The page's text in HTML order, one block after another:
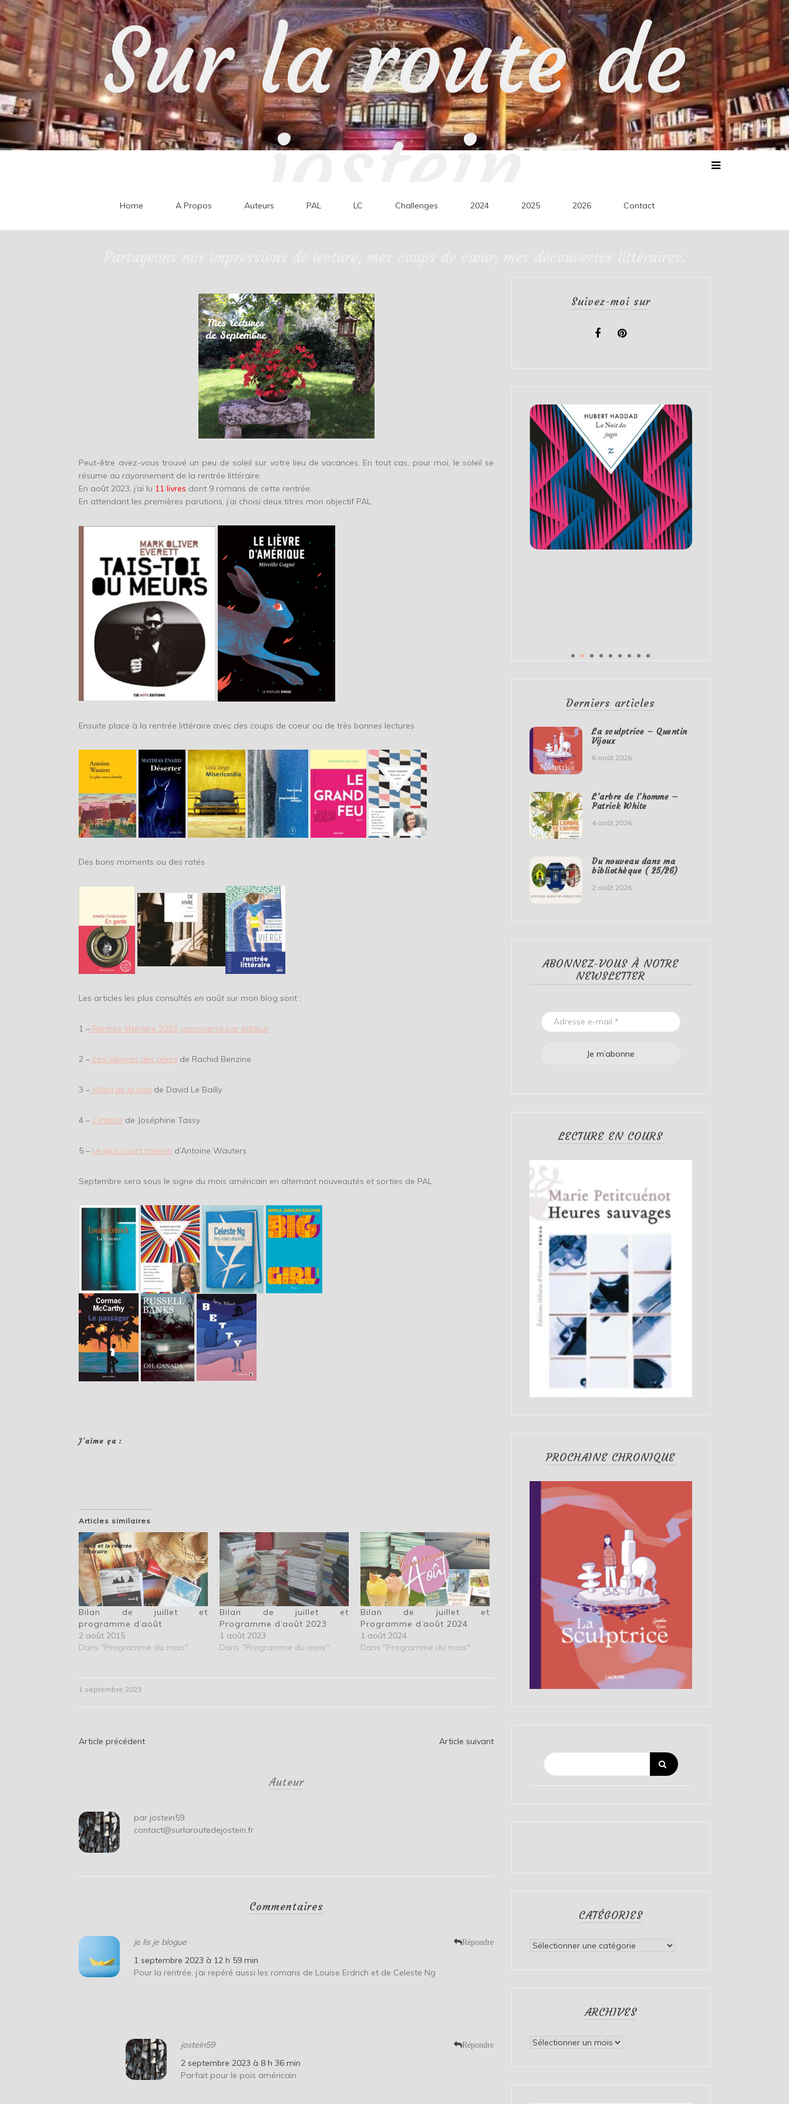
Skip
to
content
Sur la route de
jostein
Home A Propos Auteurs PAL LC Challenges 2024 2025 2026 Contact
Peut-être avez-vous trouvé un peu de soleil sur votre lieu de vacances. En tout cas, pour moi, le soleil se
résume au rayonnement de la rentrée littéraire.
En août 2023, j’ai lu 11 livres dont 9 romans de cette rentrée.
En attendant les premières parutions, j’ai choisi deux titres mon objectif PAL
Ensuite place à la rentrée littéraire avec des coups de coeur ou de très bonnes lectures
Des bons moments ou des ratés
Les articles les plus consultés en août sur mon blog sont :
1 – Rentrée littéraire 2023, panorama par éditeur
2 – Les silences des pères de Rachid Benzine
3 – Hôtel de la folie de David Le Bailly
4 – L’indésirde Joséphine Tassy
5 – Le plus court chemin d’Antoine Wauters
Septembre sera sous le signe du mois américain en alternant nouveautés et sorties de PAL
J’aime ça :
Articles similaires
Bilan de juillet et
programme d’août
2 août 2015
Dans "Programme du mois"
Bilan de juillet et
Programme d’août 2023
1 août 2023
Dans "Programme du mois"
Bilan de juillet et
Programme d’août 2024
1 août 2024
Dans "Programme du mois"
1 septembre 2023
Navigation
Article précédent Article suivant
Auteur
par jostein59
contact@surlaroutedejostein.fr
Commentaires
je lis je blogue Répondre
1 septembre 2023 à 12 h 59 min
Pour la rentrée, j’ai repéré aussi les romans de Louise Erdrich et de Celeste Ng
jostein59 Répondre
2 septembre 2023 à 8 h 36 min
Parfait pour le pois américain
Suivez-moi sur
Derniers articles
La sculptrice – Quentin
Vijoux
6 août 2026
L’arbre de l’homme –
Patrick White
4 août 2026
Du nouveau dans ma
bibliothèque ( 25/26)
2 août 2026
ABONNEZ-VOUS À NOTRE
NEWSLETTER
LECTURE EN COURS
PROCHAINE CHRONIQUE
CATÉGORIES
Catégories
ARCHIVES
Archives